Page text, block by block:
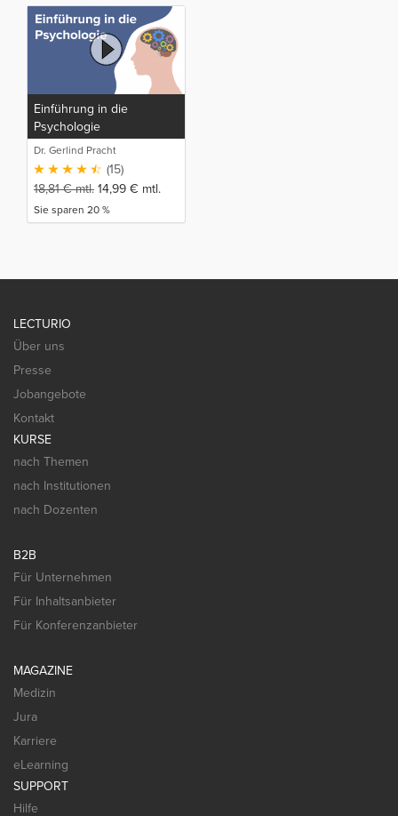
Einführung in die
Psychologie
Dr. Gerlind Pracht
(15)
18,81€mtl. 14,99 € mtl.
Sie sparen 20 %
LECTURIO
Über uns
Presse
Jobangebote
Kontakt
KURSE
nach Themen
nach Institutionen
nach Dozenten
B2B
Für Unternehmen
Für Inhaltsanbieter
Für Konferenzanbieter
MAGAZINE
Medizin
Jura
Karriere
eLearning
SUPPORT
Hilfe